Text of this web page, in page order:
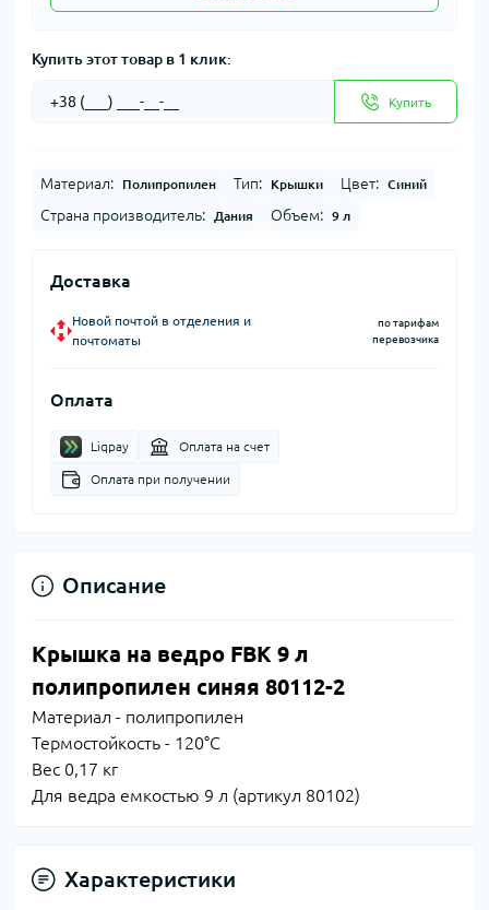
Купить этот товар в 1 клик:
Купить
Материал: Полипропилен Тип: Крышки Цвет: Синий
Страна производитель: Дания Объем: 9 л
Доставка
Новой почтой в отделения и
почтоматы
по тарифам
перевозчика
Оплата
Liqpay Оплата на счет
Оплата при получении
Описание
Крышка на ведро FBK 9 л
полипропилен синяя 80112-2
Материал - полипропилен
Термостойкость - 120°С
Вес 0,17 кг
Для ведра емкостью 9 л (артикул 80102)
Характеристики